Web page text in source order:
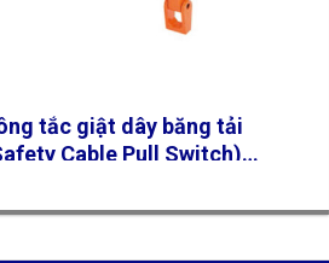
tắc giật dây băng tải
Cable Pull Switch)